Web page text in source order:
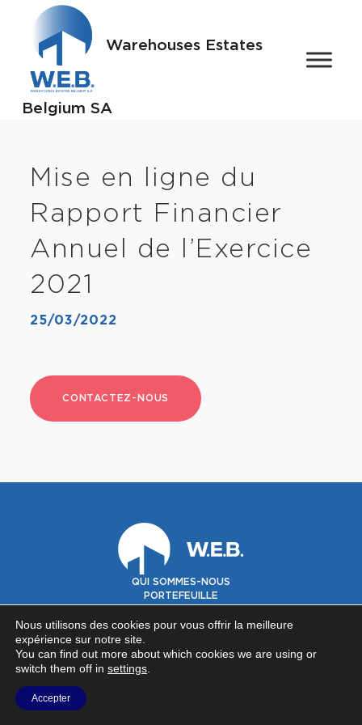
Warehouses Estates
Belgium SA
25/03/2022
Mise en ligne du
Rapport Financier
Annuel de l’Exercice
2021
CONTACTEZ-NOUS
QUI SOMMES-NOUS
PORTEFEUILLE
INVESTISSEURS
©2026 Warehouses Estates Belgium SA -Privacy policy
NOUS SUIVRE SUR
Nous utilisons des cookies pour vous offrir la meilleure
expérience sur notre site.
You can find out more about which cookies we are using or
switch them off in settings
Accepter